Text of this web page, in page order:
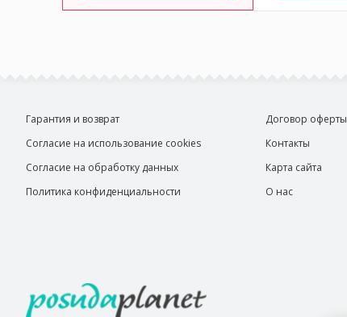
Гарантия и возврат
Согласие на использование cookies
Согласие на обработку данных
Политика конфиденциальности
Договор оферты
Контакты
Карта сайта
О нас